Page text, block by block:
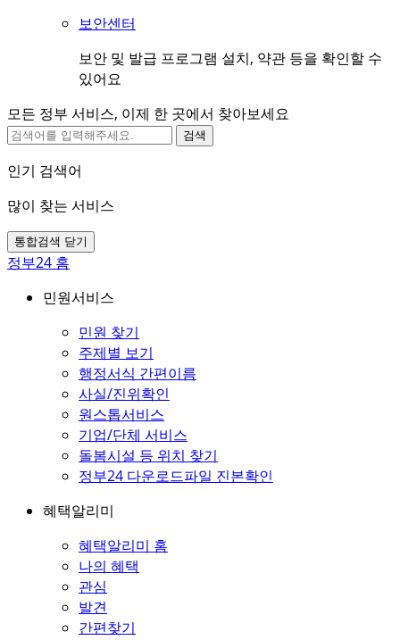
보안센터
보안 및 발급 프로그램 설치, 약관 등을 확인할 수
있어요
모든 정부 서비스, 이제 한 곳에서 찾아보세요
검색
인기 검색어
많이 찾는 서비스
통합검색 닫기
정부24 홈
민원서비스
민원 찾기
주제별 보기
행정서식 간편이름
사실/진위확인
원스톱서비스
기업/단체 서비스
돌봄시설 등 위치 찾기
정부24 다운로드파일 진본확인
혜택알리미
혜택알리미 홈
나의 혜택
관심
발견
간편찾기